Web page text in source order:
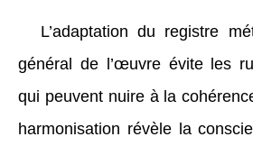
L’adaptation du registre
général de l’œuvre évite les
qui peuvent nuire à la
harmonisation révèle la